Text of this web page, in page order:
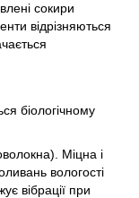
сокири
відрізняються
біологічному
Міцна і
вологості
вібрації при